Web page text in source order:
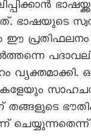
ഭാഷയുടെ
ഈ